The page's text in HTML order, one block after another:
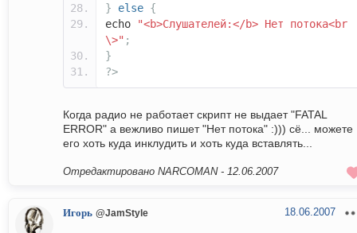
}
else {
echo
"<b>Cлушателей:</b> Нет потока<br
\>" ;
}
?>
Когда радио не работает скрипт не выдает "FATAL
ERROR" а вежливо пишет "Нет потока" :))) сё... можете
его хоть куда инклудить и хоть куда вставлять...
Отредактировано NARCOMAN - 12.06.2007
Игорь @JamStyle 18.06.2007